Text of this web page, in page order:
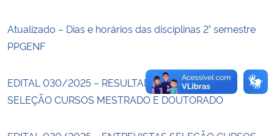
Gabinete de Segurança Institucional
Advocacia-Geral da União
Atualizado – Dias e horários das disciplinas 2° semestre
PPGENF
EDITAL 030/2025 – RESULTADO PRELIMINAR
SELEÇÃO CURSOS MESTRADO E DOUTORADO